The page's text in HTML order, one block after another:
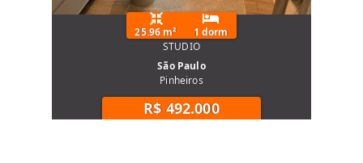
25.96 m²
1 dorm
STUDIO
São Paulo
Pinheiros
R$ 492.000